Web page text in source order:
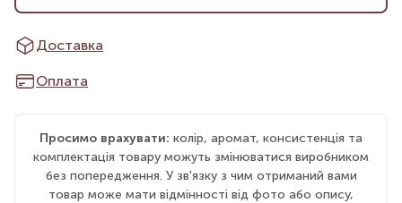
Доставка
Оплата
Просимо врахувати: колір, аромат, консистенція та
комплектація товару можуть змінюватися виробником
без попередження. У зв'язку з чим отриманий вами
товар може мати відмінності від фото або опису,